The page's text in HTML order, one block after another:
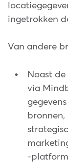
ingetrokken
Van andere
Naast
via
-